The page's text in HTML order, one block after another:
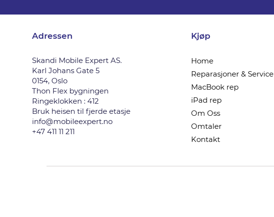
Adressen
Skandi Mobile Expert AS.
Karl Johans Gate 5
0154, Oslo
Thon Flex bygningen
Ringeklokken : 412
Bruk heisen til fjerde etasje
info@mobileexpert.no
+47 411 11 211
Kjøp
Home
Reparasjoner & Service
MacBook rep
iPad rep
Om Oss
Omtaler
Kontakt